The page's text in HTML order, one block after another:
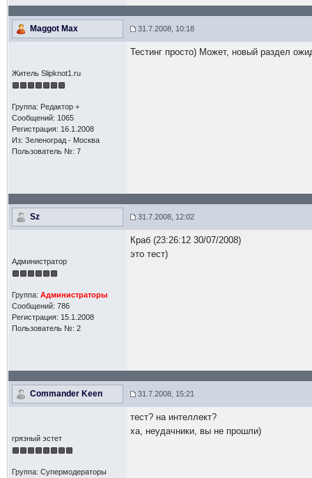
Maggot Max 31.7.2008, 10:18
Житель Slipknot1.ru
Группа: Редактор +
Сообщений: 1065
Регистрация: 16.1.2008
Из: Зеленоград - Москва
Пользователь №: 7
Тестинг просто) Может, новый раздел
Sz 31.7.2008, 12:02
Администратор
Группа: Администраторы
Сообщений: 786
Регистрация: 15.1.2008
Пользователь №: 2
Краб (23:26:12 30/07/2008)
это тест)
Commander Keen 31.7.2008, 15:21
грязный эстет
Группа: Супермодераторы
тест? на интеллект?
ха, неудачники, вы не прошли)